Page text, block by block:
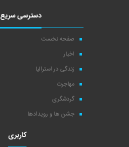
دسترسی سریع
صفحه نخست
اخبار
زندگی در استرالیا
مهاجرت
گردشگری
جشن ها و رویدادها
کاربری